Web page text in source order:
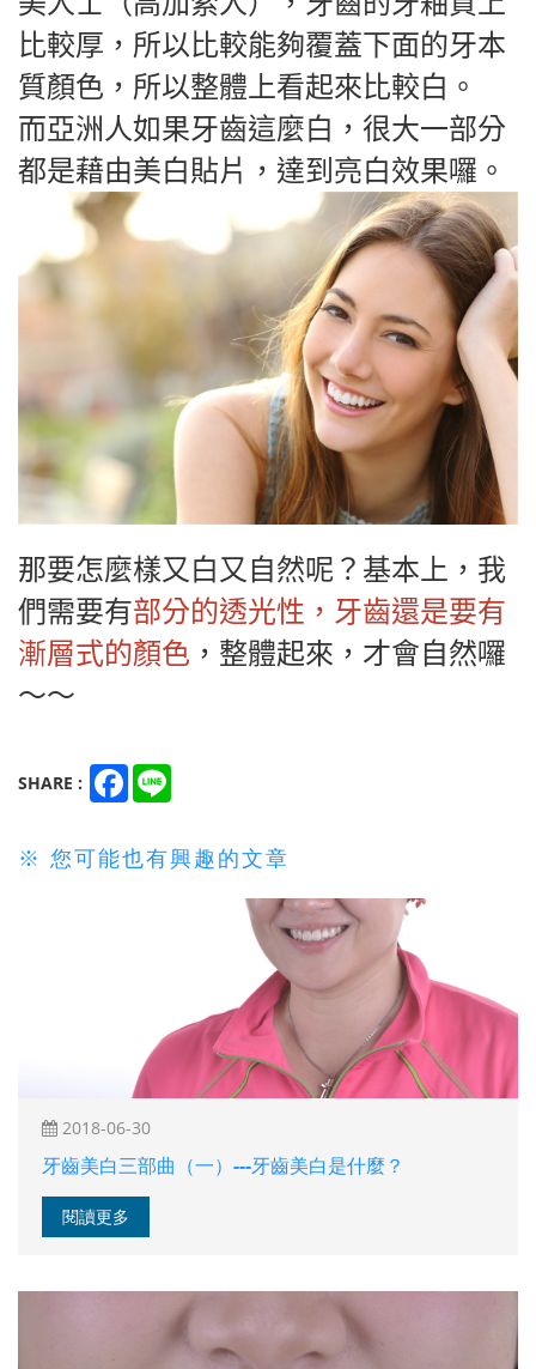
比較厚，所以比較能夠覆蓋下面的牙本
質顏色，所以整體上看起來比較白。
而亞洲人如果牙齒這麼白，很大一部分
都是藉由美白貼片，達到亮白效果囉。
那要怎麼樣又白又自然呢？基本上，我
們需要有部分的透光性，牙齒還是要有
漸層式的顏色 ，整體起來，才會自然囉
～～
SHARE : Facebook
※ 您可能也有興趣的文章
2018-06-30
牙齒美白三部曲（一）---牙齒美白是什麼？
閱讀更多